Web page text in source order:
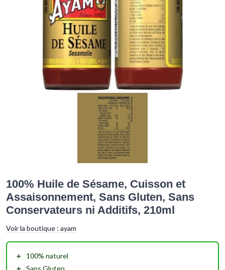
100% Huile de Sésame, Cuisson et
Assaisonnement, Sans Gluten, Sans
Conservateurs ni Additifs, 210ml
Voir la boutique : ayam
＋ 100% naturel
＋ Sans Gluten